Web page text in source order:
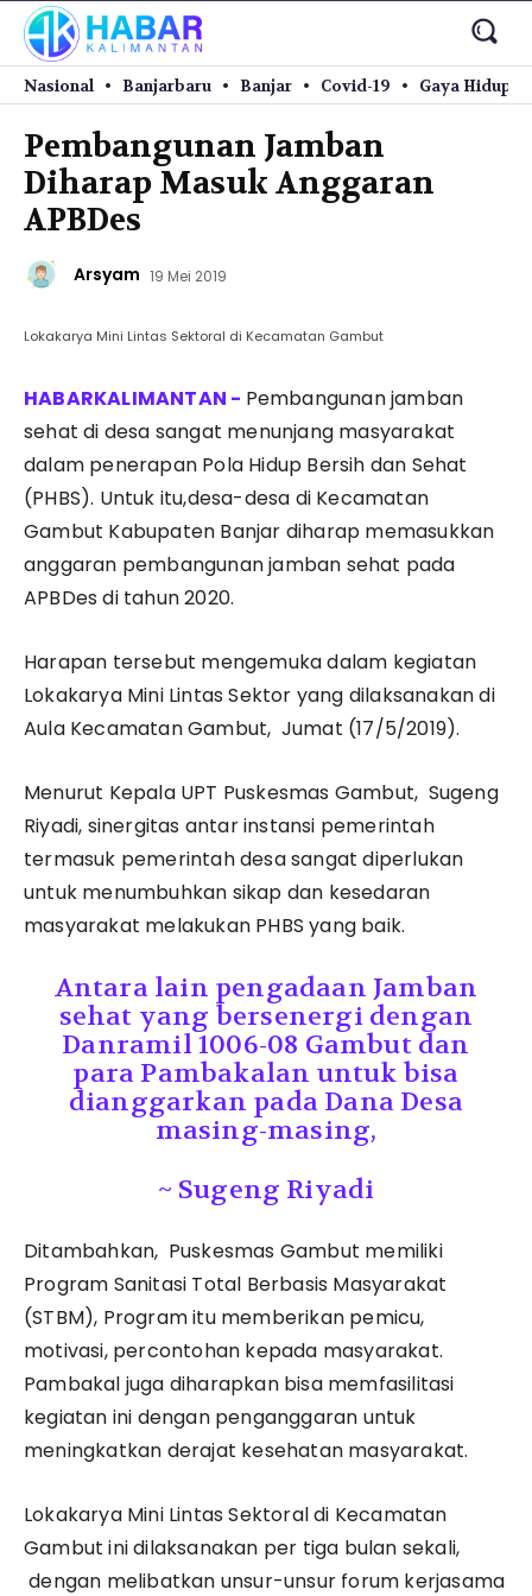
Nasional Banjarbaru Banjar Covid-19 Gaya Hidup
Pembangunan Jamban
Diharap Masuk Anggaran
APBDes
Arsyam 19 Mei 2019
Lokakarya Mini Lintas Sektoral di Kecamatan Gambut
Pembangunan jamban
sehat di desa sangat menunjang masyarakat
dalam penerapan Pola Hidup Bersih dan Sehat
(PHBS). Untuk itu,desa-desa di Kecamatan
Gambut Kabupaten Banjar diharap memasukkan
anggaran pembangunan jamban sehat pada
APBDes di tahun 2020.
Harapan tersebut mengemuka dalam kegiatan
Lokakarya Mini Lintas Sektor yang dilaksanakan di
Aula Kecamatan Gambut, Jumat (17/5/2019).
Menurut Kepala UPT Puskesmas Gambut, Sugeng
Riyadi, sinergitas antar instansi pemerintah
termasuk pemerintah desa sangat diperlukan
untuk menumbuhkan sikap dan kesedaran
masyarakat melakukan PHBS yang baik.
Antara lain pengadaan Jamban
sehat yang bersenergi dengan
Danramil 1006-08 Gambut dan
para Pambakalan untuk bisa
dianggarkan pada Dana Desa
masing-masing,
~ Sugeng Riyadi
Ditambahkan, Puskesmas Gambut memiliki
Program Sanitasi Total Berbasis Masyarakat
(STBM), Program itu memberikan pemicu,
motivasi, percontohan kepada masyarakat.
Pambakal juga diharapkan bisa memfasilitasi
kegiatan ini dengan penganggaran untuk
meningkatkan derajat kesehatan masyarakat.
Lokakarya Mini Lintas Sektoral di Kecamatan
Gambut ini dilaksanakan per tiga bulan sekali,
dengan melibatkan unsur-unsur forum kerjasama